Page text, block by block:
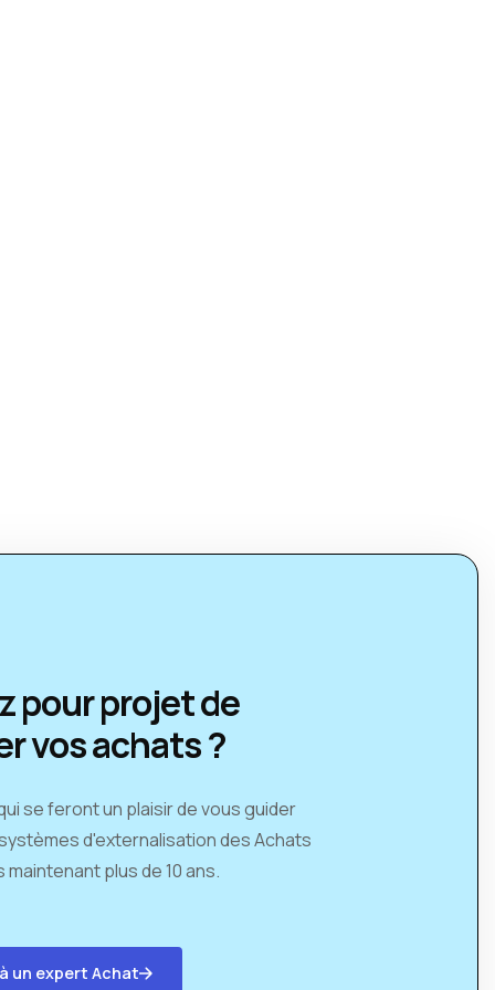
pour projet de
vos achats ?
se feront un plaisir de vous guider
d'externalisation des Achats
plus de 10 ans.
un expert Achat